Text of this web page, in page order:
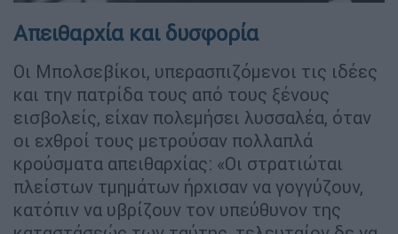
Απειθαρχία και δυσφορία
Οι Μπολσεβίκοι, υπερασπιζόμενοι τις ιδέες
και την πατρίδα τους από τους ξένους
εισβολείς, είχαν πολεμήσει λυσσαλέα, όταν
οι εχθροί τους μετρούσαν πολλαπλά
κρούσματα απειθαρχίας: «Οι στρατιώται
πλείστων τμημάτων ήρχισαν να γογγύζουν,
κατόπιν να υβρίζουν τον υπεύθυνον της